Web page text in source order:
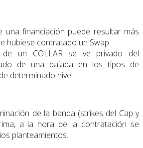
una financiación puede resultar más
hubiese contratado un Swap.
de un COLLAR se ve privado del
de una bajada en los tipos de
determinado nivel.
de la banda (strikes del Cap y
a la hora de la contratación se
planteamientos.